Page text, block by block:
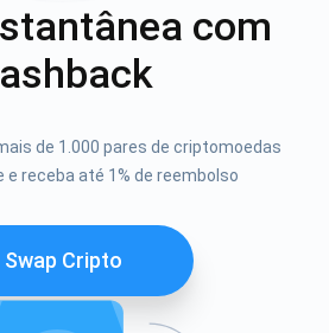
com
de 1.000 pares de criptomoedas
receba até 1% de reembolso
Swap Cripto